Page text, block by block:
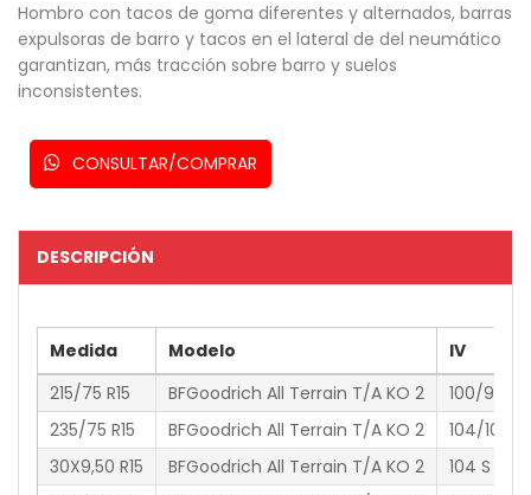
Hombro con tacos de goma diferentes y alternados, barras
expulsoras de barro y tacos en el lateral de del neumático
garantizan, más tracción sobre barro y suelos
inconsistentes.
CONSULTAR/COMPRAR
DESCRIPCIÓN
Medida Modelo
IV
215/75 R15
BFGoodrich All Terrain T/A KO 2
100/97 S
235/75 R15
BFGoodrich All Terrain T/A KO 2
104/101 S
30X9,50 R15
BFGoodrich All Terrain T/A KO 2
104 S